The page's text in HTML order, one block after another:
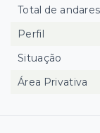
Total de andares
Perfil
Situação
Área Privativa